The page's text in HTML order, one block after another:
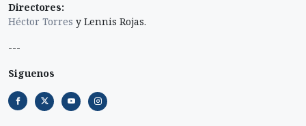
Directores:
Héctor Torres y Lennis Rojas.
---
Siguenos